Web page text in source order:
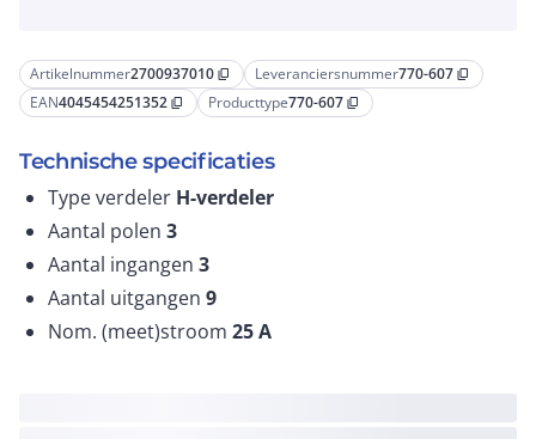
Artikelnummer2700937010 content_copy Leveranciersnummer770-607 content_copy
EAN4045454251352 content_copy Producttype770-607 content_copy
Technische specificaties
Type verdeler H-verdeler
Aantal polen 3
Aantal ingangen 3
Aantal uitgangen 9
Nom. (meet)stroom 25A